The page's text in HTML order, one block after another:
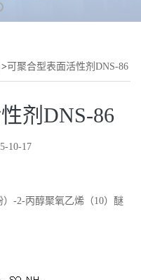
>可聚合型表面活性剂DNS-86
剂DNS-86
10-17
-2-丙醇聚氧乙烯（10）醚